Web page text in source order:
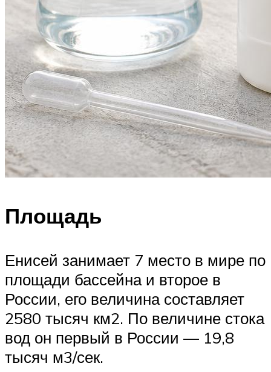
Площадь
Енисей занимает 7 место в мире по
площади бассейна и второе в
России, его величина составляет
2580 тысяч км2. По величине стока
вод он первый в России — 19,8
тысяч м3/сек.